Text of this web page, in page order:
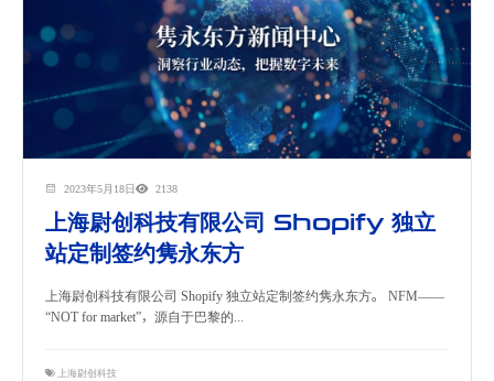
2023年5月18日 2138
上海尉创科技有限公司 Shopify 独立
站定制签约隽永东方
上海尉创科技有限公司 Shopify 独立站定制签约隽永东方。 NFM——
“NOT for market”，源自于巴黎的...
上海尉创科技